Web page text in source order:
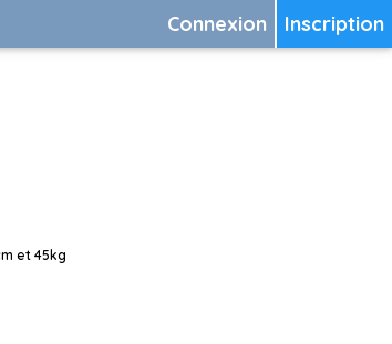
Inscription
Connexion
et 45kg